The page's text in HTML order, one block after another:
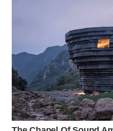
WN
WN
BOGOR
WN